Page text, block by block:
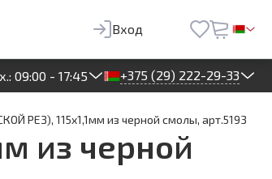
Вход
09:00 - 17:45 +375 (29) 222-29-33
В корзину
РЕЗ), 115x1,1мм из черной смолы, арт.5193
из черной